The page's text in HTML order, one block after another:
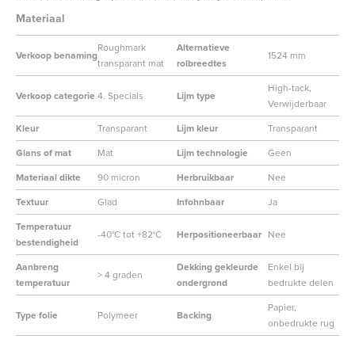
Materiaal
Verkoop benaming
Roughmark
transparant mat
Alternatieve
rolbreedtes
1524 mm
Verkoop categorie4. Specials Lijm type
High-tack,
Verwijderbaar
Kleur
Transparant Lijm kleur
Transparant
Glans of mat
Mat Lijm technologie
Geen
Materiaal dikte
90 micron Herbruikbaar
Nee
Textuur
Glad Infohnbaar
Ja
Temperatuur
bestendigheid
-40°C tot +82°C Herpositioneerbaar Nee
Aanbreng
temperatuur
> 4 graden
Dekking gekleurde
ondergrond
Enkel bij
bedrukte delen
Type folie Polymeer Backing
Papier,
onbedrukte rug